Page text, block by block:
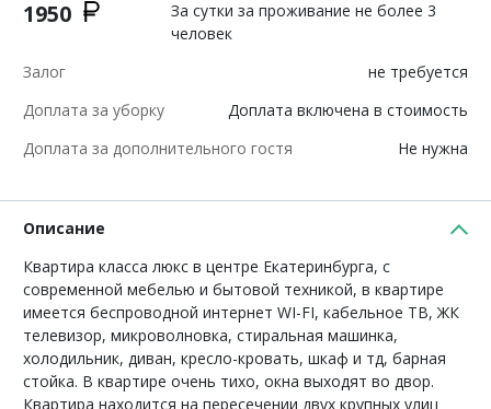
1950
За сутки за проживание не более 3
человек
Залог
не требуется
Доплата за уборку
Доплата включена в стоимость
Доплата за дополнительного гостя
Не нужна
Описание
Квартира класса люкс в центре Екатеринбурга, с
современной мебелью и бытовой техникой, в квартире
имеется беспроводной интернет WI-FI, кабельное ТВ, ЖК
телевизор, микроволновка, стиральная машинка,
холодильник, диван, кресло-кровать, шкаф и тд, барная
стойка. В квартире очень тихо, окна выходят во двор.
Квартира находится на пересечении двух крупных улиц